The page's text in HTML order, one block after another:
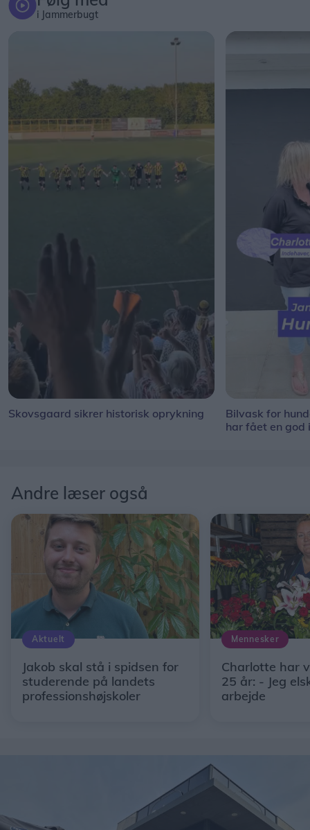
i Jammerbugt
Skovsgaard sikrer historisk oprykning
Bilvask for
har fået en god
Andre læser også
Aktuelt
Jakob skal stå i spidsen for
studerende på landets
professionshøjskoler
Mennesker
Charlotte har
25 år: - Jeg
arbejde